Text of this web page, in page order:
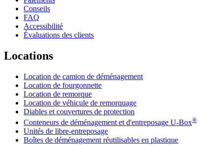
Conseils
FAQ
Accessibilité
Évaluations des clients
Locations
Location de camion de déménagement
Location de fourgonnette
Location de remorque
Location de véhicule de remorquage
Diables et couvertures de protection
Conteneurs de déménagement et d'entreposage U-Box®
Unités de libre-entreposage
Boîtes de déménagement réutilisables en plastique